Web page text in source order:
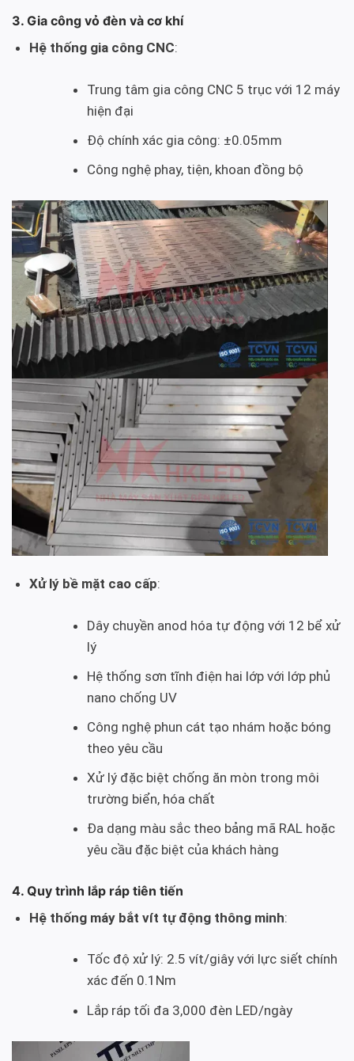
3. Gia công vỏ đèn và cơ khí
Hệ thống gia công CNC:
Trung tâm gia công CNC 5 trục với 12 máy
hiện đại
Độ chính xác gia công: ±0.05mm
Công nghệ phay, tiện, khoan đồng bộ
Xử lý bề mặt cao cấp:
Dây chuyền anod hóa tự động với 12 bể xử
lý
Hệ thống sơn tĩnh điện hai lớp với lớp phủ
nano chống UV
Công nghệ phun cát tạo nhám hoặc bóng
theo yêu cầu
Xử lý đặc biệt chống ăn mòn trong môi
trường biển, hóa chất
Đa dạng màu sắc theo bảng mã RAL hoặc
yêu cầu đặc biệt của khách hàng
4. Quy trình lắp ráp tiên tiến
Hệ thống máy bắt vít tự động thông minh:
Tốc độ xử lý: 2.5 vít/giây với lực siết chính
xác đến 0.1Nm
Lắp ráp tối đa 3,000 đèn LED/ngày